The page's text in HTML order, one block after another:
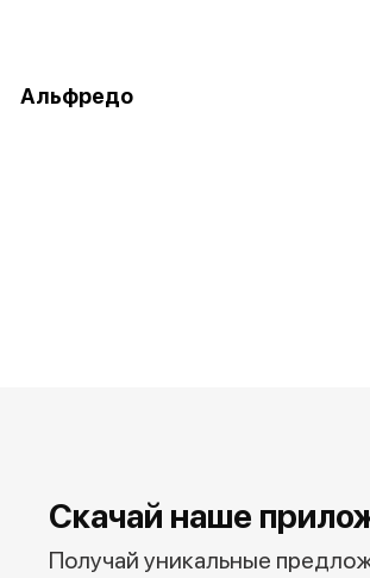
Альфредо
Скачай наше
Получай уникальные